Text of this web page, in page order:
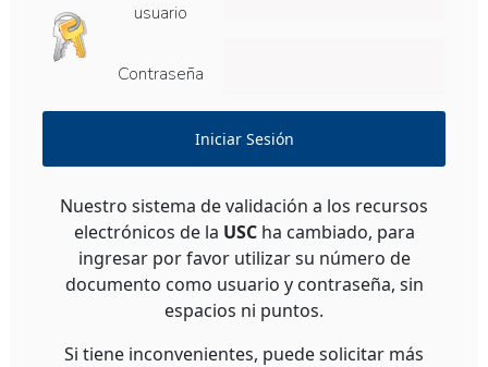
usuario
Contraseña
Iniciar Sesión
Nuestro sistema de validación a los recursos
electrónicos de la USCha cambiado, para
ingresar por favor utilizar su número de
documento como usuario y contraseña, sin
espacios ni puntos.
Si tiene inconvenientes, puede solicitar más